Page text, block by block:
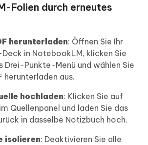
Folien durch erneutes
herunterladen: Öffnen Sie Ihr
in NotebookLM, klicken Sie
Drei-Punkte-Menü und wählen Sie
herunterladen aus.
hochladen: Klicken Sie auf
Quellenpanel und laden Sie das
in dasselbe Notizbuch hoch.
isolieren: Deaktivieren Sie alle